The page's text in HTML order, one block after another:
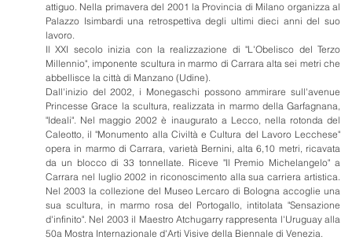
attiguo. Nella primavera del 2001 la Provincia di Milano organizza al
Palazzo Isimbardi una retrospettiva degli ultimi dieci anni del suo
lavoro.
Il XXI secolo inizia con la realizzazione di "L'Obelisco del Terzo
Millennio", imponente scultura in marmo di Carrara alta sei metri che
abbellisce la città di Manzano (Udine).
Dall'inizio del 2002, i Monegaschi possono ammirare sull'avenue
Princesse Grace la scultura, realizzata in marmo della Garfagnana,
"Ideali". Nel maggio 2002 è inaugurato a Lecco, nella rotonda del
Caleotto, il "Monumento alla Civiltà e Cultura del Lavoro Lecchese"
opera in marmo di Carrara, varietà Bernini, alta 6,10 metri, ricavata
da un blocco di 33 tonnellate. Riceve "Il Premio Michelangelo" a
Carrara nel luglio 2002 in riconoscimento alla sua carriera artistica.
Nel 2003 la collezione del Museo Lercaro di Bologna accoglie una
sua scultura, in marmo rosa del Portogallo, intitolata "Sensazione
d'infinito". Nel 2003 il Maestro Atchugarry rappresenta l'Uruguay alla
50a Mostra Internazionale d'Arti Visive della Biennale di Venezia.​​​​​​​​​​​​​​​​​​​​